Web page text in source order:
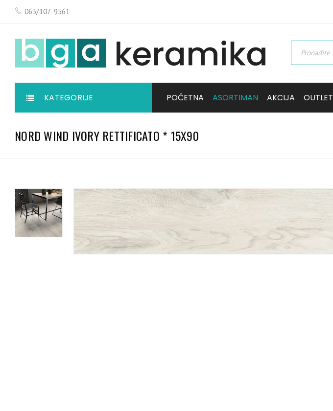
063/107-9561
KATEGORIJE POČETNA ASORTIMAN AKCIJA OUTLET
NORD WIND IVORY RETTIFICATO * 15X90